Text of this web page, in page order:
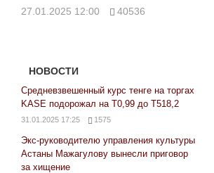
27.01.2025 12:00 40536
НОВОСТИ
Средневзвешенный курс тенге на торгах
KASE подорожал на Т0,99 до Т518,2
31.01.2025 17:25 1575
Экс-руководителю управления культуры
Астаны Мажагулову вынесли приговор
за хищение